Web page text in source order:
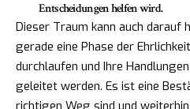
Entscheidungen helfen wird.
Dieser Traum kann auch darauf
gerade eine Phase der
durchlaufen und Ihre
geleitet werden. Es ist eine
richtigen Weg sind und